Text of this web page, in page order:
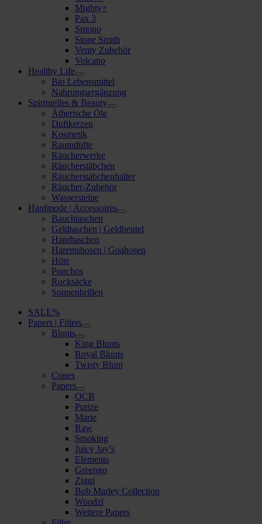
Mighty+
Pax 3
Smono
Stone Smith
Venty Zubehör
Volcano
Healthy Life
Bio Lebensmittel
Nahrungsergänzung
Spirituelles & Beauty
Ätherische Öle
Duftkerzen
Kosmetik
Raumdüfte
Räucherwerke
Räucherstäbchen
Räucherstäbchenhalter
Räucher-Zubehör
Wassersteine
Hanfmode | Accessoires
Bauchtaschen
Geldtaschen | Geldbeutel
Handtaschen
Haremshosen | Goahosen
Hüte
Ponchos
Rucksäcke
Sonnenbrillen
SALE%
Papers | Filters
Blunts
King Blunts
Royal Blunts
Twisty Blunt
Cones
Papers
OCB
Purize
Marie
Raw
Smoking
Juicy Jay’s
Elements
Greengo
Ziggi
Bob Marley Collection
Woodzl
Weitere Papers